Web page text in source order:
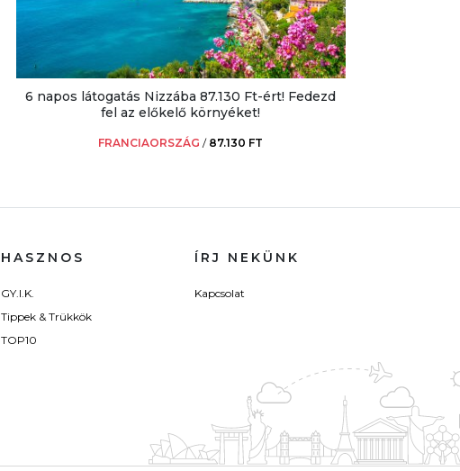
6 napos látogatás Nizzába 87.130 Ft-ért! Fedezd
fel az előkelő környéket!
FRANCIAORSZÁG / 87.130 FT
HASZNOS
GY.I.K.
Tippek & Trükkök
TOP10
ÍRJ NEKÜNK
Kapcsolat